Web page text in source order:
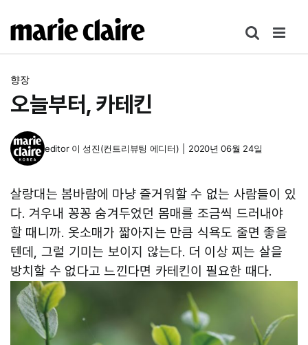
텐
향장
오늘부터, 카테킨
editor 이 성진(컨트리뷰팅 에디터) 2020년 06월 24일
살랑대는 봄바람에 마냥 즐거워할 수 없는 사람들이 있
다. 겨우내 꽁꽁 숨겨두었던 몸매를 조금씩 드러내야
할 때니까. 옷소매가 짧아지는 만큼 식욕도 줄면 좋을
텐데, 그럴 기미는 보이지 않는다. 더 이상 찌는 살을
방치할 수 없다고 느낀다면 카테킨이 필요한 때다.